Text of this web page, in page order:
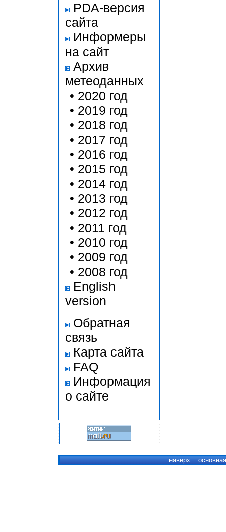
PDA-версия
сайта
Информеры
на сайт
Архив
метеоданных
• 2020 год
• 2019 год
• 2018 год
• 2017 год
• 2016 год
• 2015 год
• 2014 год
• 2013 год
• 2012 год
• 2011 год
• 2010 год
• 2009 год
• 2008 год
English
version
Обратная
связь
Карта сайта
FAQ
Информация
о сайте
наверх ::основная